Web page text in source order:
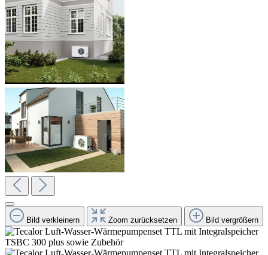
Bild verkleinern Zoom zurücksetzen Bild vergrößern